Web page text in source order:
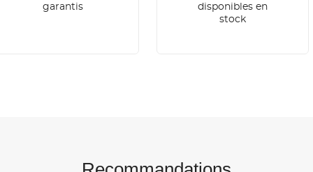
garantis
disponibles en
stock